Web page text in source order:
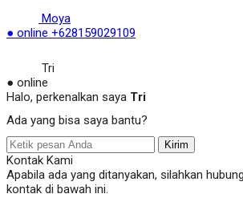
Moya
● online +628159029109
Tri
● online
Halo, perkenalkan saya Tri
Ada yang bisa saya bantu?
Kirim
Kontak Kami
Apabila ada yang ditanyakan, silahkan
kontak di bawah ini.